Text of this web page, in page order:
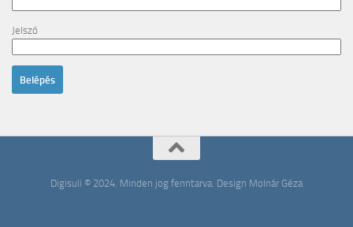
Jelszó
Digisuli © 2024. Minden jog fenntarva. Design Molnár Géza